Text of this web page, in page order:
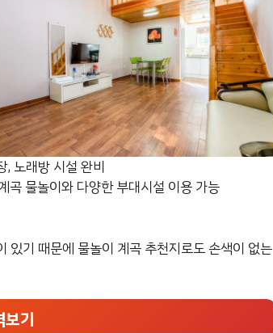
, 노래방 시설 완비
곡 물놀이와 다양한 부대시설 이용 가능
있기 때문에 물놀이 계곡 추천지로도 손색이 없는
기